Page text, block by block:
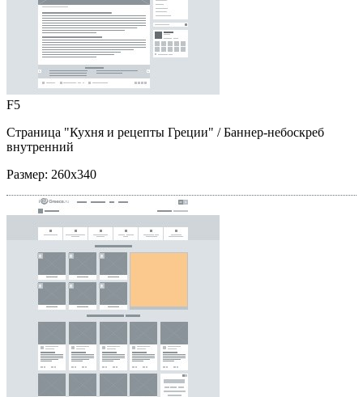
F5
Страница "Кухня и рецепты Греции" / Баннер-небоскреб
внутренний
Размер: 260x340